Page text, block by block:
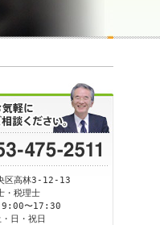
ました。
80-85-90-95
区高林3-12-13
・税理士
〜17:30
日・祝日